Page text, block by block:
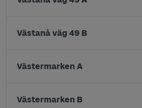
Västanå väg 49 B
Västermarken A
Västermarken B